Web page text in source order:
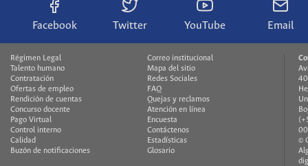
Facebook Twitter YouTube Email
Régimen Legal
Talento humano
Contratación
Ofertas de empleo
Rendición de cuentas
Concurso docente
Pago Virtual
Control interno
Calidad
Buzón de notificaciones
Correo institucional
Mapa del sitio
Redes Sociales
FAQ
Quejas y reclamos
Atención en línea
Encuesta
Contáctenos
Estadísticas
Glosario
©